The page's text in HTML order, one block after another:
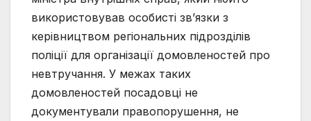
використовував особисті зв’язки з
керівництвом регіональних підрозділів
поліції для організації домовленостей про
невтручання. У межах таких
домовленостей посадовці не
документували правопорушення, не